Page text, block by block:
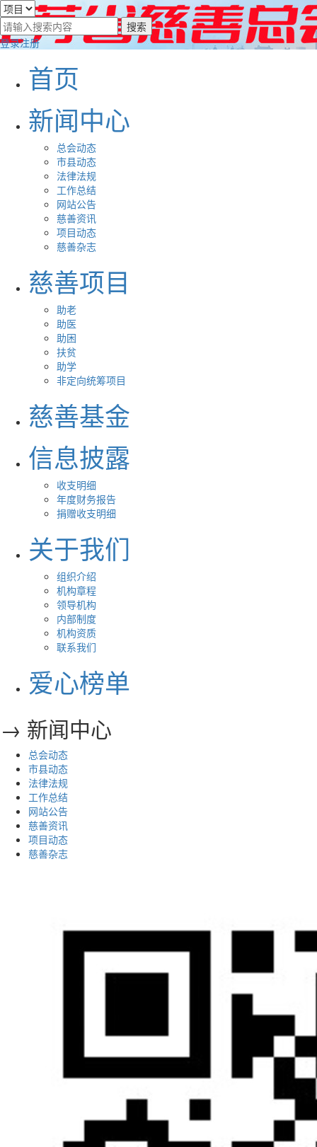
登录注册
首页
新闻中心
总会动态
市县动态
法律法规
工作总结
网站公告
慈善资讯
项目动态
慈善杂志
慈善项目
助老
助医
助困
扶贫
助学
非定向统筹项目
慈善基金
信息披露
收支明细
年度财务报告
捐赠收支明细
关于我们
组织介绍
机构章程
领导机构
内部制度
机构资质
联系我们
爱心榜单
→ 新闻中心
总会动态
市县动态
法律法规
工作总结
网站公告
慈善资讯
项目动态
慈善杂志